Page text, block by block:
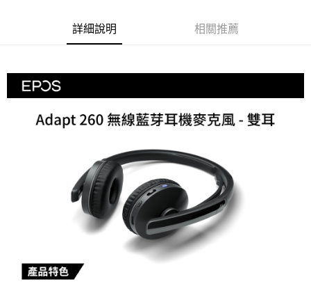
【「AFTEE先享後付」結帳流程】
１．於結帳方式選擇「AFTEE先享後付」後，將跳轉至「AFTEE先享後付」
結帳頁面，進行簡訊認證並確認金額後，即可完成結帳。
３．收到繳費通知簡訊後14天內，點擊此簡訊中的連結，可透過四大超商／
ATM／網路銀行／等多元方式進行付款，方視為交易完成。
※ 請注意：結帳手續完成當下不需立刻繳費，但若您需要取消訂單，請聯絡
後付繳納相關費用。
https://netprotections.freshdesk.com/support/home
１．透過由恩沛科技股份有限公司提供之「AFTEE先享後付」服務完成之交
易，需依本服務之必要範圍內提供個人資料，並將交易相關給付款項請求債
權轉讓予恩沛科技股份有限公司。
２．關於個人資料處理事宜，請瀏覽以下網址：
３．未成年的使用者請事先徵得法定代理人或監護人之同意方可使用
「AFTEE先享後付」，若未經同意申辦者引起之損失，本公司不負相關責
萊爾富取貨付款
7-11取貨付款
每筆NT$75，滿NT$399(含以上)免運費
詳細說明 相關推薦